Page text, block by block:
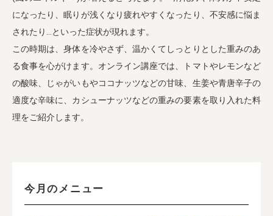
になったり、眠りが浅くなり疲れやすくなったり、不安感に悩ま
されたり…といった症状が現れます。
この時期は、身体を冷やさず、温かくてしっとりとした重みのあ
る食事を心がけます。オンライン講座では、トマトやレモンなど
の酸味、じゃがいもやココナッツなどの甘味、生姜や青唐辛子の
適度な辛味に、カシューナッツなどの重みの要素を取り入れた料
理をご紹介します。
今月のメニュー